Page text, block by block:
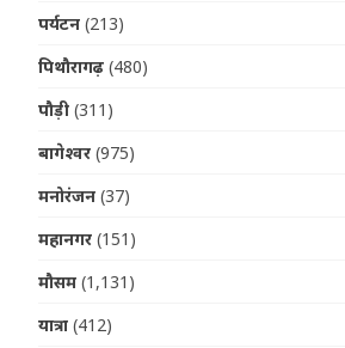
पर्यटन (213)
पिथौरागढ़ (480)
पौड़ी (311)
बागेश्वर (975)
मनोरंजन (37)
महानगर (151)
मौसम (1,131)
यात्रा (412)